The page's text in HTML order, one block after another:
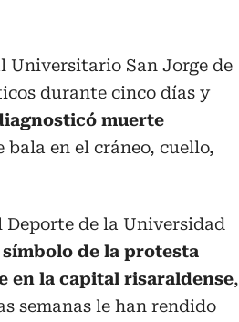
Universitario San Jorge de
durante cinco días y
muerte
en el cráneo, cuello,
Deporte de la Universidad
de la protesta
en la capital risaraldense,
semanas le han rendido